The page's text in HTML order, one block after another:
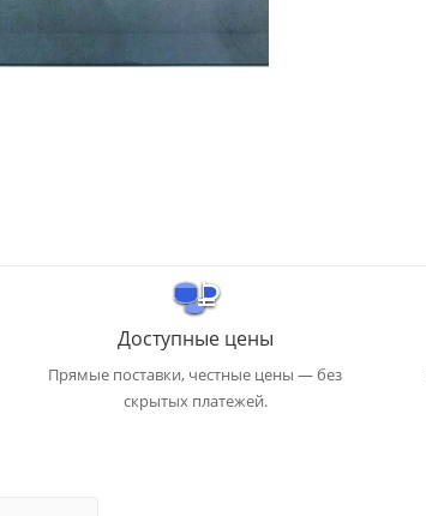
Доступные цены
Прямые поставки, честные цены — без
скрытых платежей.